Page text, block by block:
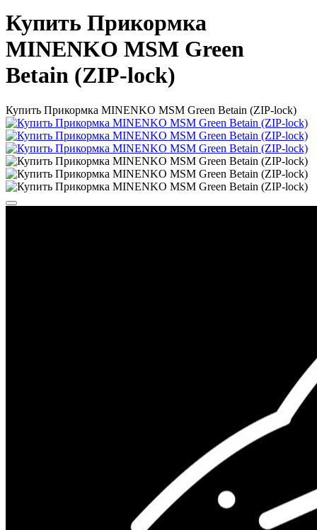
Купить Прикормка
MINENKO MSM Green
Betain (ZIP-lock)
Купить Прикормка MINENKO MSM Green Betain (ZIP-lock)